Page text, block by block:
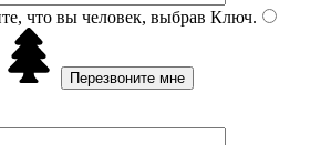
что вы человек, выбрав Ключ.